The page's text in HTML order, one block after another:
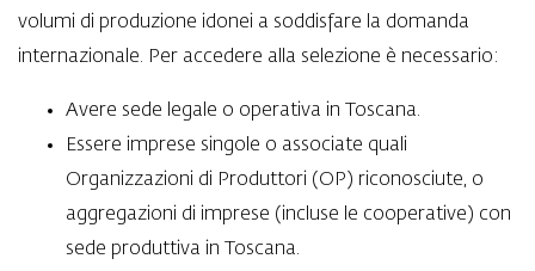
volumi di produzione idonei a soddisfare la domanda
internazionale. Per accedere alla selezione è necessario:
Avere sede legale o operativa in Toscana.
Essere imprese singole o associate quali
Organizzazioni di Produttori (OP) riconosciute, o
aggregazioni di imprese (incluse le cooperative) con
sede produttiva in Toscana.